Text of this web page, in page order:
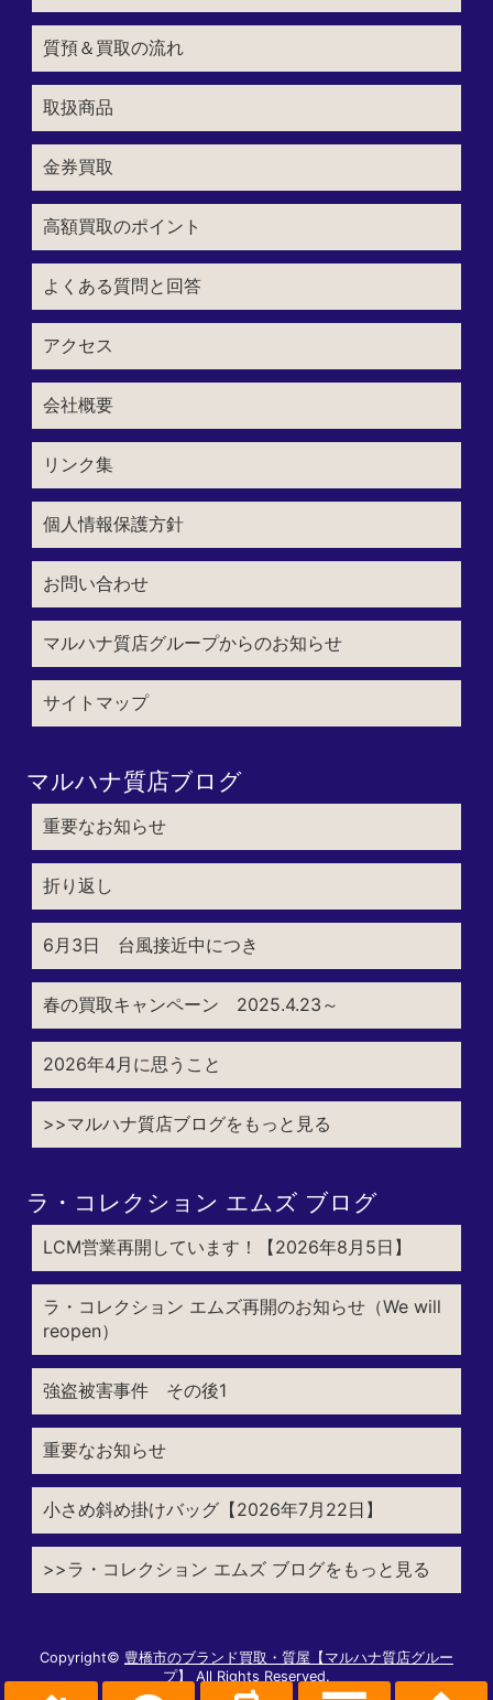
質預＆買取の流れ
取扱商品
金券買取
高額買取のポイント
よくある質問と回答
アクセス
会社概要
リンク集
個人情報保護方針
お問い合わせ
マルハナ質店グループからのお知らせ
サイトマップ
マルハナ質店ブログ
重要なお知らせ
折り返し
6月3日 台風接近中につき
春の買取キャンペーン 2025.4.23～
2026年4月に思うこと
>>マルハナ質店ブログをもっと見る
ラ・コレクション エムズ ブログ
LCM営業再開しています！【2026年8月5日】
ラ・コレクション エムズ再開のお知らせ（We will
reopen）
強盗被害事件 その後1
重要なお知らせ
小さめ斜め掛けバッグ【2026年7月22日】
>>ラ・コレクション エムズ ブログをもっと見る
Copyright© 豊橋市のブランド買取・質屋【マルハナ質店グルー
プ】
All Rights Reserved.